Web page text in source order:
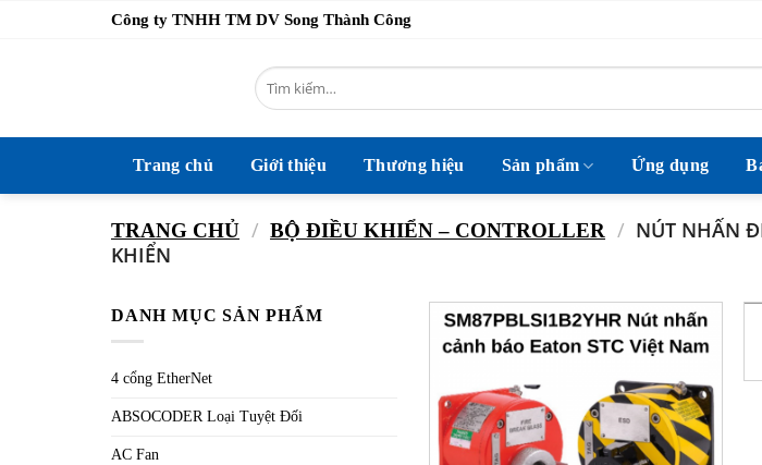
Công ty TNHH TM DV Song Thành Công
Tìm
kiếm:
Trang chủ Giới thiệu Thương hiệu Sản phẩm Ứng dụng
TRANG CHỦ / BỘ ĐIỀU KHIỂN – CONTROLLER / NÚT NHẤN
KHIỂN
DANH MỤC SẢN PHẨM
4 cổng EtherNet
ABSOCODER Loại Tuyệt Đối
AC Fan